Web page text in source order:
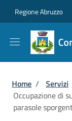
Regione Abruzzo
Briciole
Home / Servizi
Occupazione di
parasole